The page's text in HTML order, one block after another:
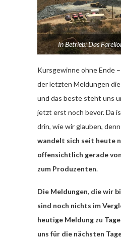
In Betrieb: Das
Kursgewinne ohne Ende
der letzten Meldungen
und das beste steht uns
jetzt erst noch bevor. Da
drin, wie wir glauben,
wandelt sich seit heute
offensichtlich gerade
zum Produzenten.
Die Meldungen, die wir
sind noch nichts im
heutige Meldung zu
uns für die nächsten